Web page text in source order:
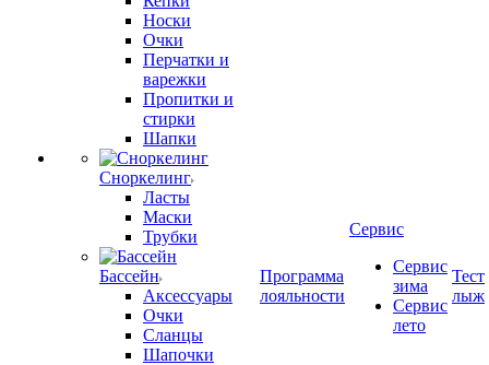
Носки
Очки
Перчатки и
варежки
Пропитки и
стирки
Шапки
Сноркелинг
Ласты
Маски
Трубки
Бассейн
Аксессуары
Очки
Сланцы
Шапочки
Программа
лояльности
Сервис
Сервис
зима
Сервис
лето
Тест
лыж